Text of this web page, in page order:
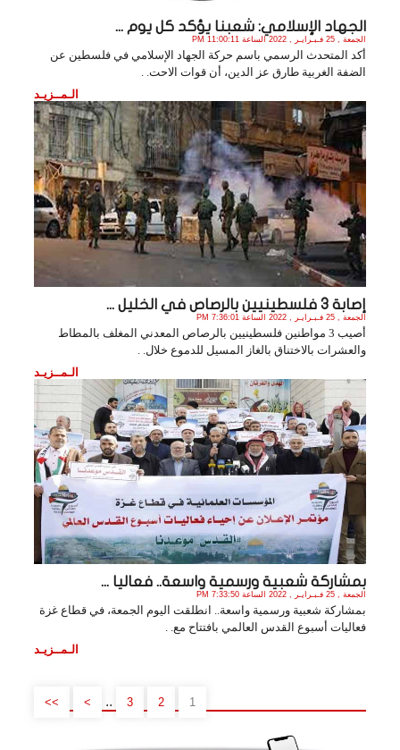
الجهاد الإسلامي: شعبنا يؤكد كل يوم ...
الجمعة , 25 فـبـرايـر , 2022 الساعة 11:00:11 PM
أكد المتحدث الرسمي باسم حركة الجهاد الإسلامي في فلسطين عن
الضفة الغربية طارق عز الدين، أن قوات الاحت. .
الـمــزيـد
إصابة 3 فلسطينيين بالرصاص في الخليل ...
الجمعة , 25 فـبـرايـر , 2022 الساعة 7:36:01 PM
أصيب 3 مواطنين فلسطينيين بالرصاص المعدني المغلف بالمطاط
والعشرات بالاختناق بالغاز المسيل للدموع خلال. .
الـمــزيـد
بمشاركة شعبية ورسمية واسعة.. فعاليا ...
الجمعة , 25 فـبـرايـر , 2022 الساعة 7:33:50 PM
بمشاركة شعبية ورسمية واسعة.. انطلقت اليوم الجمعة، في قطاع غزة
فعاليات أسبوع القدس العالمي بافتتاح مع. .
الـمــزيـد
1
2
3
..
>
>>